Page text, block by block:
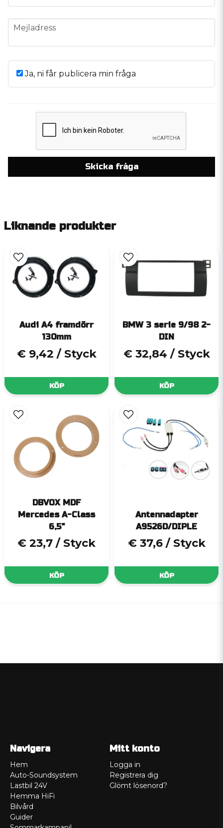
email
Mejladress
Ja, ni får publicera min fråga
Skicka fråga
Liknande produkter
Audi A4 framdörr
130mm
€ 9,42 / Styck
KÖP
BMW 3 serie 9/98 2-
DIN
€ 32,84 / Styck
KÖP
DBVOX MDF
Mercedes A-Class
6,5"
€ 23,7 / Styck
KÖP
Antennadapter
A9526D/DIPLE
€ 37,6 / Styck
KÖP
Navigera
Hem
Auto-Soundsystem
Lastbil 24V
Hemma HiFi
Bilvård
Guider
Mitt konto
Logga in
Registrera dig
Glömt lösenord?